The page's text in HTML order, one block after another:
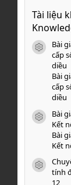
Tài liệu
icon
Bài
cấp
diều
Bài
cấp
diều
icon
Bài
Kết
Bài
Kết
icon
tính
12